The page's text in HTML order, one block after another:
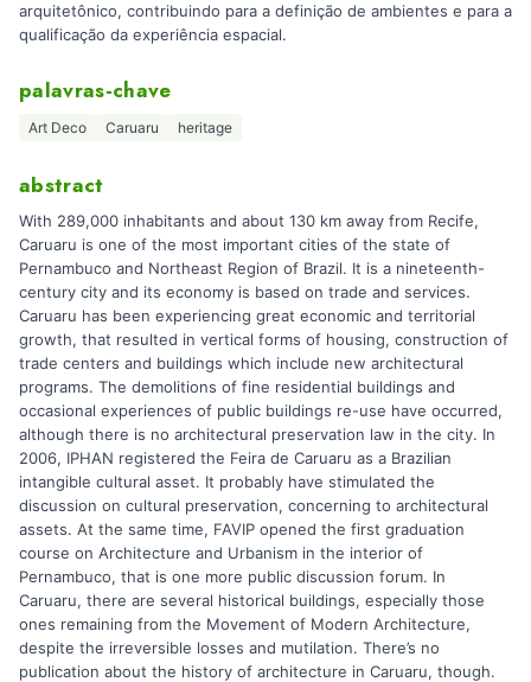
arquitetônico, contribuindo para a definição de ambientes e para a
qualificação da experiência espacial.
palavras-chave
Art Deco Caruaru heritage
abstract
With 289,000 inhabitants and about 130 km away from Recife,
Caruaru is one of the most important cities of the state of
Pernambuco and Northeast Region of Brazil. It is a nineteenth-
century city and its economy is based on trade and services.
Caruaru has been experiencing great economic and territorial
growth, that resulted in vertical forms of housing, construction of
trade centers and buildings which include new architectural
programs. The demolitions of fine residential buildings and
occasional experiences of public buildings re-use have occurred,
although there is no architectural preservation law in the city. In
2006, IPHAN registered the Feira de Caruaru as a Brazilian
intangible cultural asset. It probably have stimulated the
discussion on cultural preservation, concerning to architectural
assets. At the same time, FAVIP opened the first graduation
course on Architecture and Urbanism in the interior of
Pernambuco, that is one more public discussion forum. In
Caruaru, there are several historical buildings, especially those
ones remaining from the Movement of Modern Architecture,
despite the irreversible losses and mutilation. There’s no
publication about the history of architecture in Caruaru, though.